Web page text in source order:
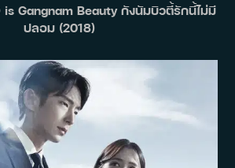
is Gangnam Beauty กังนัมบิวตี้รักนี้ไม่มี
ปลอม (2018)